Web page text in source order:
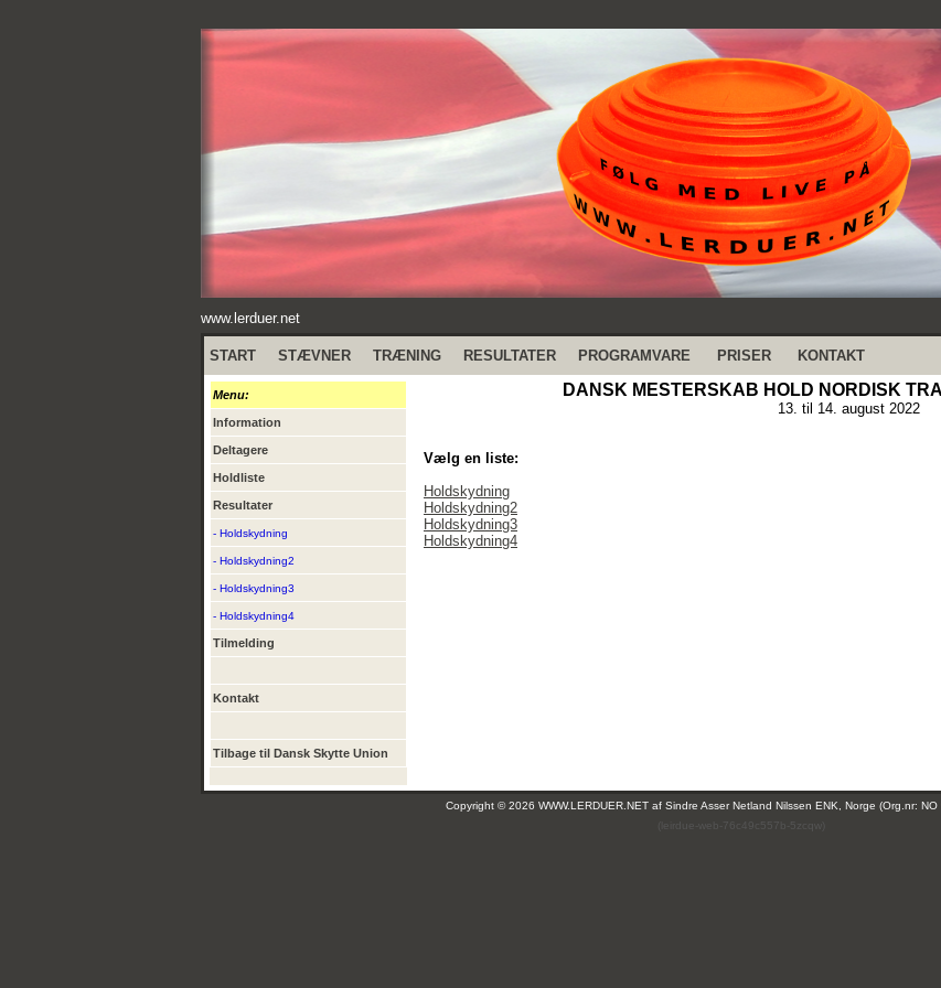
www.lerduer.net
START STÆVNER TRÆNING RESULTATER PROGRAMVARE PRISER KONTAKT
Menu:
Information
Deltagere
Holdliste
Resultater
- Holdskydning
- Holdskydning2
- Holdskydning3
- Holdskydning4
Tilmelding
Kontakt
Tilbage til Dansk Skytte Union
DANSK MESTERSKAB HOLD NORDISK
13. til 14. august 2022
Vælg en liste:
Holdskydning
Holdskydning2
Holdskydning3
Holdskydning4
Copyright © 2026 WWW.LERDUER.NET af Sindre Asser Netland Nilssen ENK, Norge (Org.nr:
(leirdue-web-76c49c557b-5zcqw)